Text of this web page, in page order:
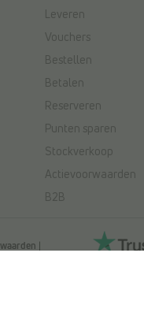
Leveren
Vouchers
Bestellen
Betalen
Reserveren
Punten sparen
Stockverkoop
Actievoorwaarden
B2B
|